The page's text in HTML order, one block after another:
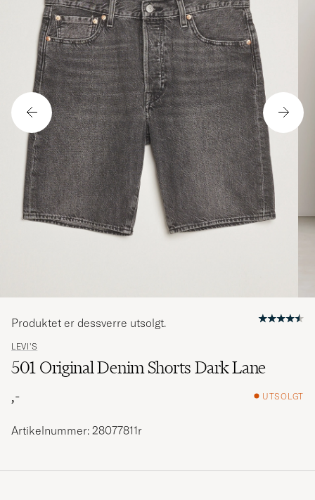
LEVI'S
501 Original Denim Shorts Dark Lane
,-
UTSOLGT
Produktet er dessverre utsolgt.
Artikelnummer: 28077811r